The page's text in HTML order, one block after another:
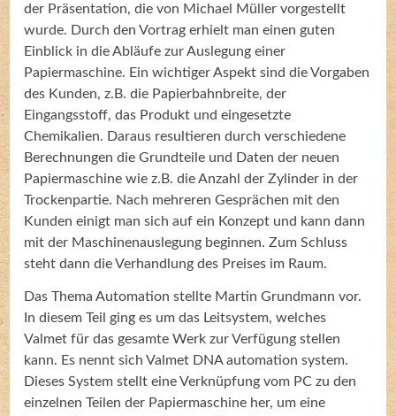
der Präsentation, die von Michael Müller vorgestellt
wurde. Durch den Vortrag erhielt man einen guten
Einblick in die Abläufe zur Auslegung einer
Papiermaschine. Ein wichtiger Aspekt sind die Vorgaben
des Kunden, z.B. die Papierbahnbreite, der
Eingangsstoff, das Produkt und eingesetzte
Chemikalien. Daraus resultieren durch verschiedene
Berechnungen die Grundteile und Daten der neuen
Papiermaschine wie z.B. die Anzahl der Zylinder in der
Trockenpartie. Nach mehreren Gesprächen mit den
Kunden einigt man sich auf ein Konzept und kann dann
mit der Maschinenauslegung beginnen. Zum Schluss
steht dann die Verhandlung des Preises im Raum.
Das Thema Automation stellte Martin Grundmann vor.
In diesem Teil ging es um das Leitsystem, welches
Valmet für das gesamte Werk zur Verfügung stellen
kann. Es nennt sich Valmet DNA automation system.
Dieses System stellt eine Verknüpfung vom PC zu den
einzelnen Teilen der Papiermaschine her, um eine